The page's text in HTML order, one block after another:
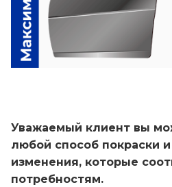
Уважаемый клиент вы
любой способ покраски
изменения, которые
потребностям.